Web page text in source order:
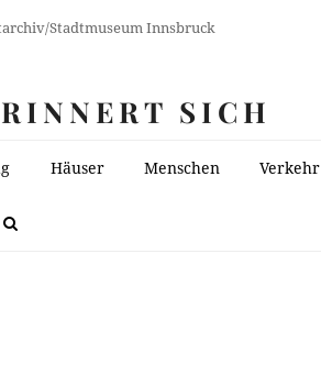
Stadtmuseum Innsbruck
SICH
Häuser Menschen Verkehr